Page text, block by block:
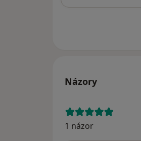
Názory
1 názor